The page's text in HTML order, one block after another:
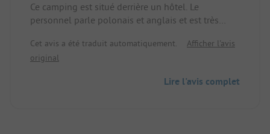
Ce camping est situé derrière un hôtel. Le
personnel parle polonais et anglais et est très
d'eau ni de station de vidange. Il n'y a de la place
que pour 5 à 6 caravanes ou remorques avec
36,00 €. L'avantage est que l'on se trouve
Cet avis a été traduit automatiquement.
Afficher l'avis
original
Lire l'avis complet